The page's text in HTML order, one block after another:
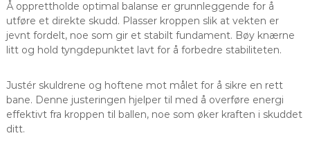
Å opprettholde optimal balanse er grunnleggende for å
utføre et direkte skudd. Plasser kroppen slik at vekten er
jevnt fordelt, noe som gir et stabilt fundament. Bøy knærne
litt og hold tyngdepunktet lavt for å forbedre stabiliteten.
Justér skuldrene og hoftene mot målet for å sikre en rett
bane. Denne justeringen hjelper til med å overføre energi
effektivt fra kroppen til ballen, noe som øker kraften i skuddet
ditt.